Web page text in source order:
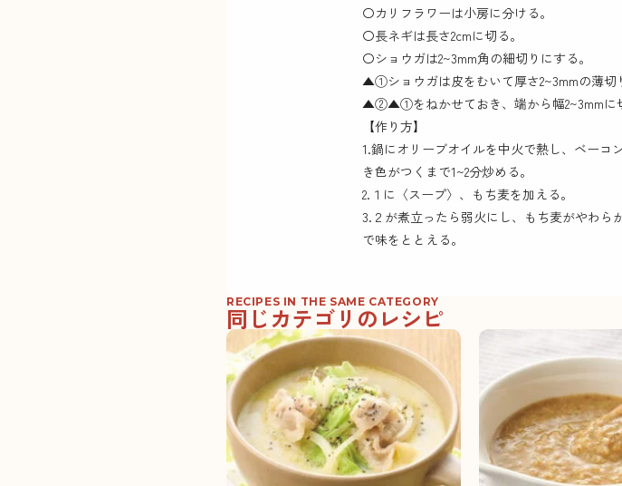
〇カリフラワーは小房に分ける。
〇長ネギは長さ2cmに切る。
〇ショウガは2~3mm角の細切りにする。
▲①ショウガは皮をむいて厚さ2~3mmの薄切
▲②▲①をねかせておき、端から幅2~3mmに
【作り方】
1.鍋にオリーブオイルを中火で熱し、ベーコ
き色がつくまで1~2分炒める。
2.１に〈スープ〉、もち麦を加える。
3.２が煮立ったら弱火にし、もち麦がやわら
で味をととえる。
RECIPES IN THE SAME CATEGORY
同じカテゴリのレシピ